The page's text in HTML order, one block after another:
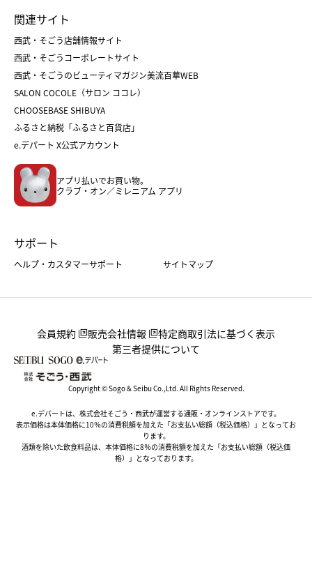
父の日
クリスマスケーキ
ホワイトデー
菓子折り
和菓子
人気のギフト
バレンタイン
ホワイトデー
おせち
フード
ホーム・キッチン＆アート
関連サイト
西武・そごう店舗情報サイト
西武・そごうコーポレートサイト
西武・そごうのビューティマガジン美流百華WEB
SALON COCOLE（サロン ココレ）
CHOOSEBASE SHIBUYA
ふるさと納税「ふるさと百貨店」
e.デパート X公式アカウント
アプリ払いでお買い物。
クラブ・オン／ミレニアム アプリ
サポート
ヘルプ・カスタマーサポート サイトマップ
会員規約 販売会社情報
特定商取引法に基づく表示
第三者提供について
Copyright © Sogo & Seibu Co.,Ltd. All Rights Reserved.
e.デパートは、株式会社そごう・西武が運営する通販・オンラインストアです。
表示価格は本体価格に10％の消費税額を加えた「お支払い総額（税込価格）」となってお
ります。
酒類を除いた飲食料品は、本体価格に8％の消費税額を加えた「お支払い総額（税込価
格）」となっております。